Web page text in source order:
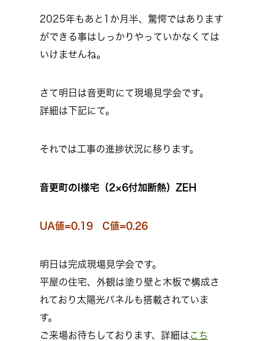
2025年もあと1か月半、驚愕ではあります
ができる事はしっかりやっていかなくては
いけませんね。
さて明日は音更町にて現場見学会です。
詳細は下記にて。
それでは工事の進捗状況に移ります。
音更町のI様宅（2×6付加断熱）ZEH
UA値=0.19 C値=0.26
明日は完成現場見学会です。
平屋の住宅、外観は塗り壁と木板で構成さ
れており太陽光パネルも搭載されていま
す。
ご来場お待ちしております、詳細は こち